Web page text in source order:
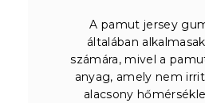
A pamut jersey
általában
számára, mivel a
anyag, amely nem
alacsony